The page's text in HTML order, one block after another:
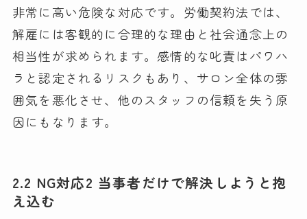
非常に高い危険な対応です。労働契約法では、
解雇には客観的に合理的な理由と社会通念上の
相当性が求められます。感情的な叱責はパワハ
ラと認定されるリスクもあり、サロン全体の雰
囲気を悪化させ、他のスタッフの信頼を失う原
因にもなります。
2.2 NG対応2 当事者だけで解決しようと抱
え込む